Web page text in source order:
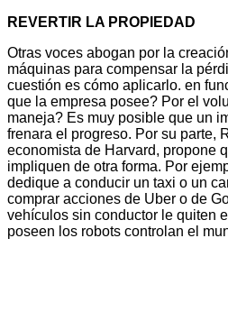
REVERTIR LA PROPIEDAD
Otras voces abogan por la
máquinas para compensar la
cuestión es cómo aplicarlo. en
que la empresa posee? Por el
maneja? Es muy posible que un
frenara el progreso. Por su parte,
economista de Harvard, propone
impliquen de otra forma. Por
dedique a conducir un taxi o un
comprar acciones de Uber o de
vehículos sin conductor le quiten
poseen los robots controlan el